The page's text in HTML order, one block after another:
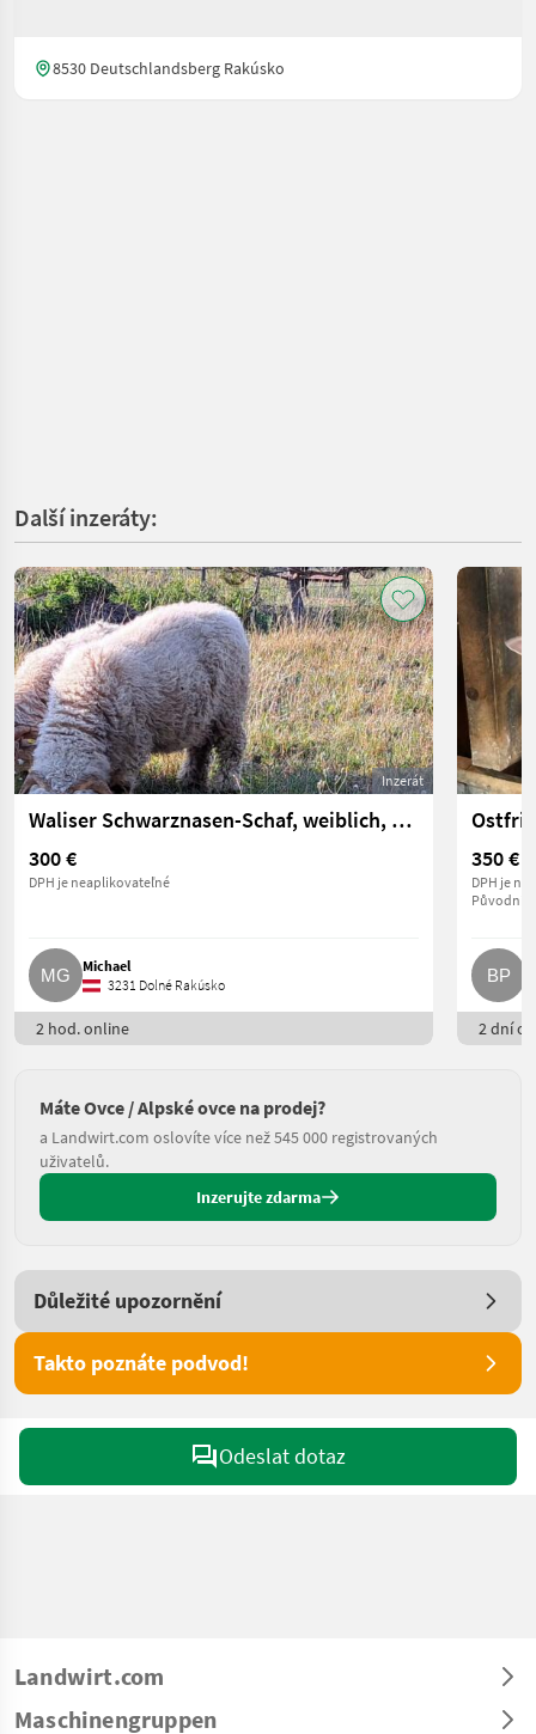
8530 Deutschlandsberg Rakúsko
Další inzeráty:
Inzerát
Waliser Schwarznasen-Schaf, weiblich, zu verkaufen
300 €
DPH je neaplikovateľné
Michael
3231 Dolné Rakúsko
2 hod. online
350 €
DPH je
Původní
2 dní
Máte Ovce / Alpské ovce na prodej?
a Landwirt.com oslovíte více než 545 000 registrovaných
uživatelů.
Inzerujte zdarma
Důležité upozornění
Takto poznáte podvod!
Odeslat dotaz
Landwirt.com
Maschinengruppen